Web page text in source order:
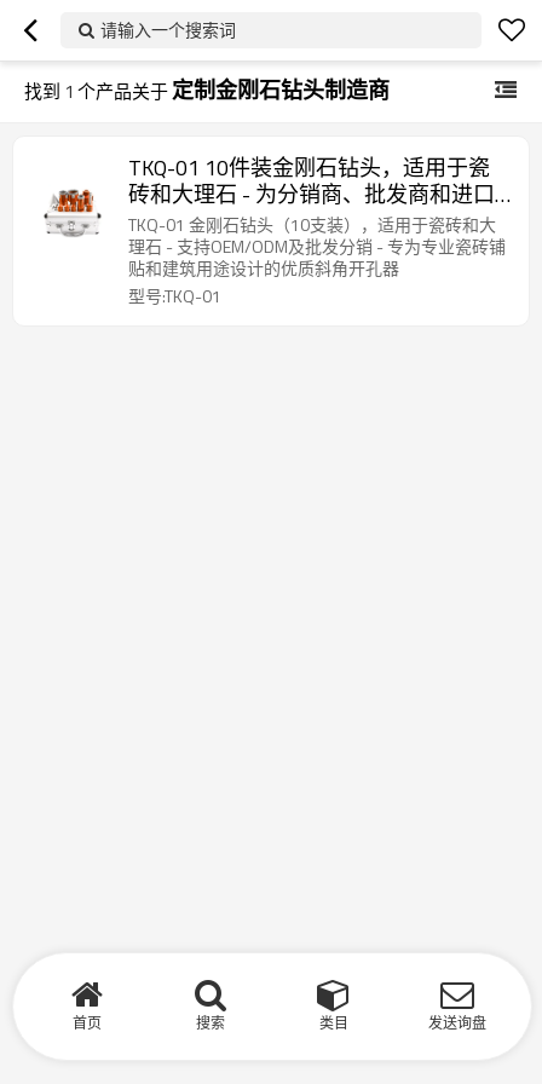
请输入一个搜索词
找到 1 个产品关于定制金刚石钻头制造商
TKQ-01 10件装金刚石钻头，适用于瓷
砖和大理石 - 为分销商、批发商和进口
商提供OEM和ODM解决方案
TKQ-01 金刚石钻头（10支装），适用于瓷砖和大
理石 - 支持OEM/ODM及批发分销 - 专为专业瓷砖铺
贴和建筑用途设计的优质斜角开孔器
型号:TKQ-01
首页 搜索 类目 发送询盘